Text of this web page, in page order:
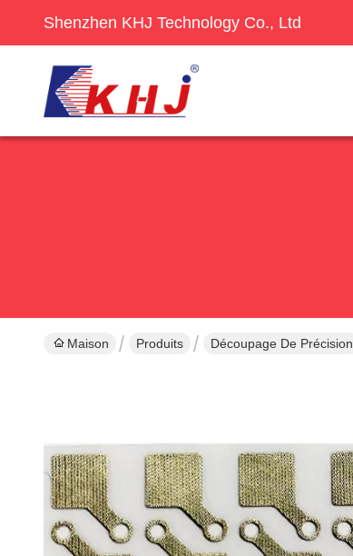
Shenzhen KHJ Technology Co., Ltd
Maison Produits Découpage De Précision